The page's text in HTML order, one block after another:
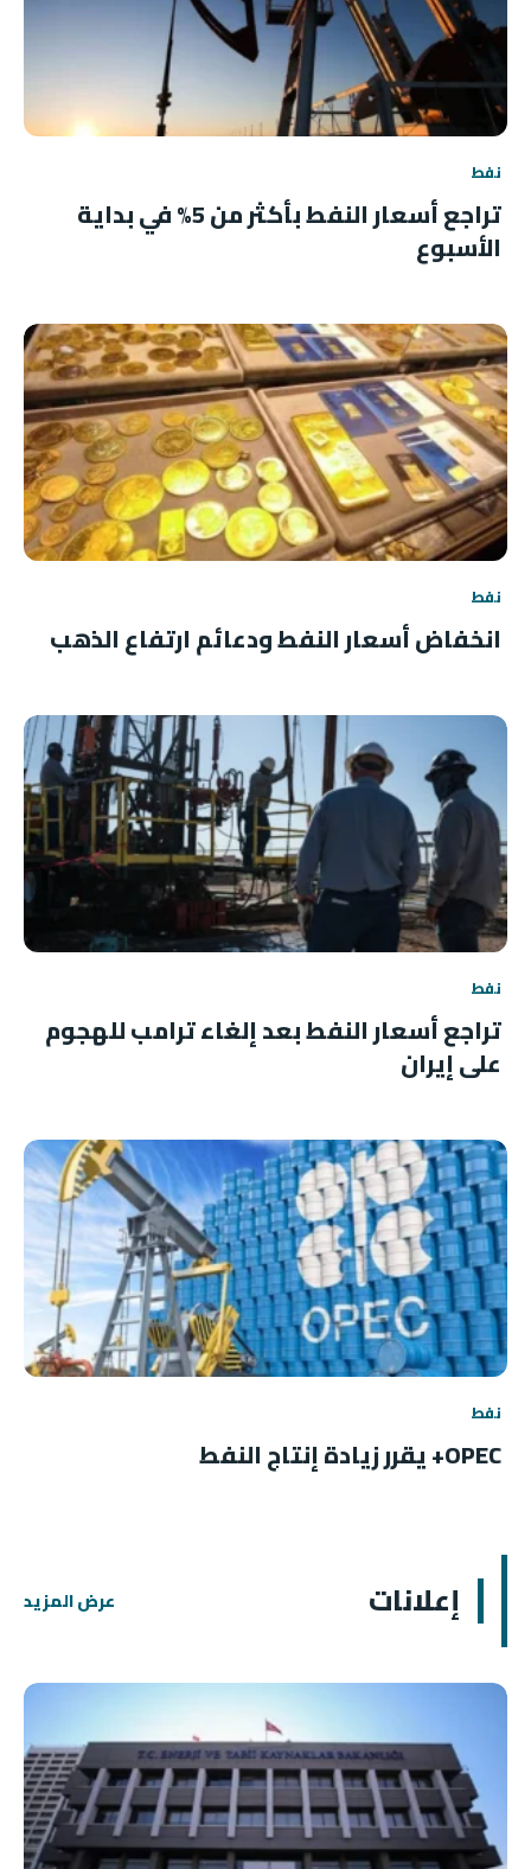
نفط
تراجع أسعار النفط بأكثر من 5% في بداية
الأسبوع
نفط
انخفاض أسعار النفط ودعائم ارتفاع الذهب
نفط
تراجع أسعار النفط بعد إلغاء ترامب للهجوم
على إيران
نفط
OPEC+ يقرر زيادة إنتاج النفط
إعلانات عرض المزيد